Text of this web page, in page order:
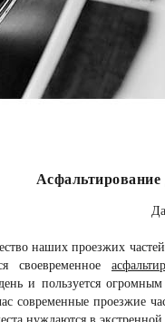
Асфальтирование
наших проезжих
своевременное
и пользуется
современные проезжие